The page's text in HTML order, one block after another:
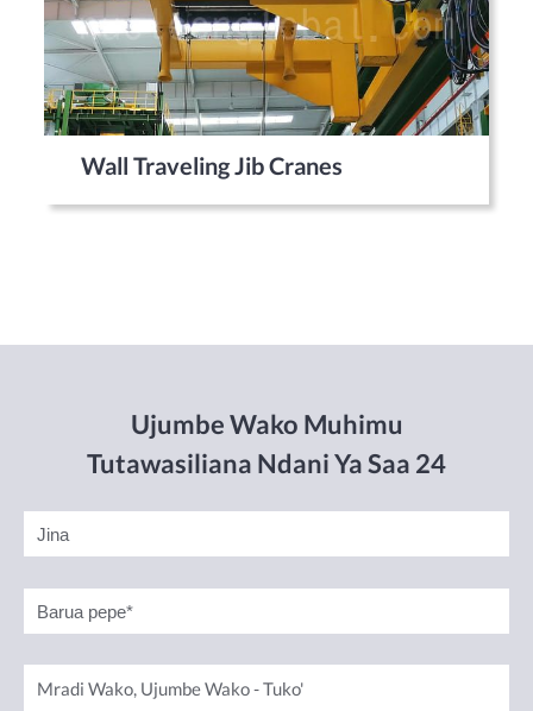
Wall Traveling Jib Cranes
Ujumbe Wako Muhimu
Tutawasiliana Ndani Ya Saa 24